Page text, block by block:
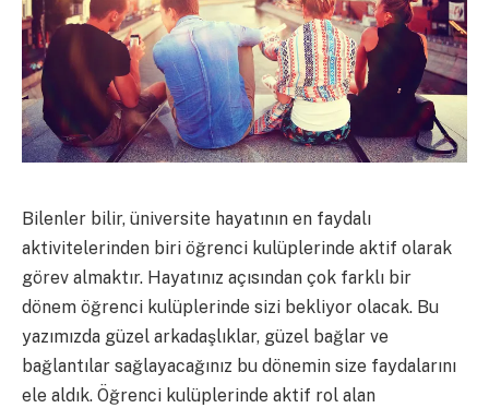
Bilenler bilir, üniversite hayatının en faydalı
aktivitelerinden biri öğrenci kulüplerinde aktif olarak
görev almaktır. Hayatınız açısından çok farklı bir
dönem öğrenci kulüplerinde sizi bekliyor olacak. Bu
yazımızda güzel arkadaşlıklar, güzel bağlar ve
bağlantılar sağlayacağınız bu dönemin size faydalarını
ele aldık. Öğrenci kulüplerinde aktif rol alan